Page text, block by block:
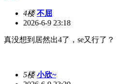
4楼 不屈
2026-6-9 23:18
真没想到居然出4了，se又行了？
5楼 小欣~